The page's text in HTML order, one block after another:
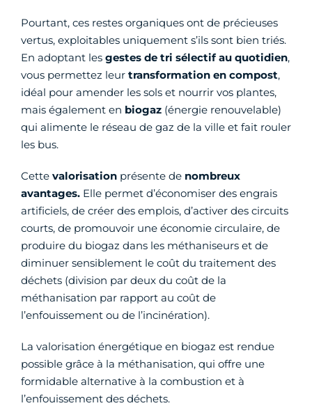
Pourtant, ces restes organiques ont de précieuses
vertus, exploitables uniquement s’ils sont bien triés.
En adoptant les gestes de tri sélectif au quotidien,
vous permettez leur transformation en compost,
idéal pour amender les sols et nourrir vos plantes,
mais également en biogaz (énergie renouvelable)
qui alimente le réseau de gaz de la ville et fait rouler
les bus.
Cette valorisation présente de nombreux
avantages. Elle permet d’économiser des engrais
artificiels, de créer des emplois, d’activer des circuits
courts, de promouvoir une économie circulaire, de
produire du biogaz dans les méthaniseurs et de
diminuer sensiblement le coût du traitement des
déchets (division par deux du coût de la
méthanisation par rapport au coût de
l’enfouissement ou de l’incinération).
La valorisation énergétique en biogaz est rendue
possible grâce à la méthanisation, qui offre une
formidable alternative à la combustion et à
l’enfouissement des déchets.